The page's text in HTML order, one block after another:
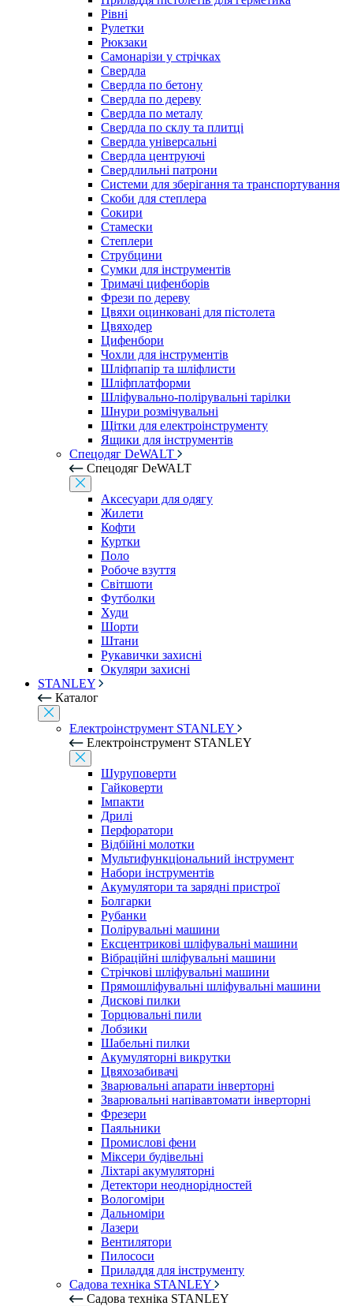
Рівні
Рулетки
Рюкзаки
Самонарізи у стрічках
Свердла
Свердла по бетону
Свердла по дереву
Свердла по металу
Свердла по склу та плитці
Свердла універсальні
Свердла центруючі
Свердлильні патрони
Системи для зберігання та транспортування
Скоби для степлера
Сокири
Стамески
Степлери
Струбцини
Сумки для інструментів
Тримачі цифенборів
Фрези по дереву
Цвяхи оцинковані для пістолета
Цвяходер
Цифенбори
Чохли для інструментів
Шліфпапір та шліфлисти
Шліфплатформи
Шліфувально-полірувальні тарілки
Шнури розмічувальні
Щітки для електроінструменту
Ящики для інструментів
Спецодяг DeWALT
Спецодяг DeWALT
Аксесуари для одягу
Жилети
Кофти
Куртки
Поло
Робоче взуття
Світшоти
Футболки
Худи
Шорти
Штани
Рукавички захисні
Окуляри захисні
STANLEY
Каталог
Електроінструмент STANLEY
Електроінструмент STANLEY
Шуруповерти
Гайковерти
Імпакти
Дрилі
Перфоратори
Відбійні молотки
Мультифункціональний інструмент
Набори інструментів
Акумулятори та зарядні пристрої
Болгарки
Рубанки
Полірувальні машини
Ексцентрикові шліфувальні машини
Вібраційні шліфувальні машини
Стрічкові шліфувальні машини
Прямошліфувальні шліфувальні машини
Дискові пилки
Торцювальні пили
Лобзики
Шабельні пилки
Акумуляторні викрутки
Цвяхозабивачі
Зварювальні апарати інверторні
Зварювальні напівавтомати інверторні
Фрезери
Паяльники
Промислові фени
Міксери будівельні
Ліхтарі акумуляторні
Детектори неоднорідностей
Вологоміри
Дальноміри
Лазери
Вентилятори
Пилососи
Приладдя для інструменту
Садова техніка STANLEY
Садова техніка STANLEY